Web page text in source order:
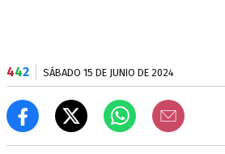
442 SÁBADO 15 DE JUNIO DE 2024